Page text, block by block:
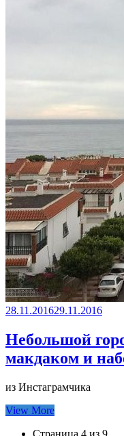
28.11.201629.11.2016
Небольшой
макдаком и
из Инстаграмчика
View More
Страница 4 из 9